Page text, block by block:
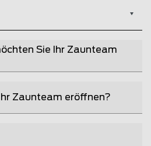
Sie Ihr Zaunteam
Zaunteam eröffnen?